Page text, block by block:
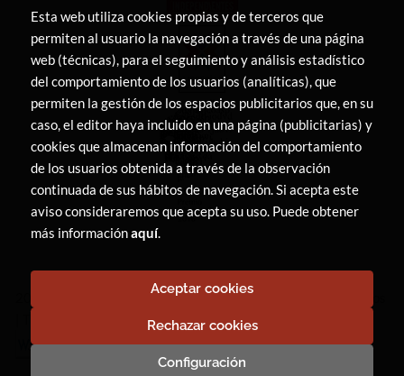
LIBRERÍA CANAIMA. Todos los Derechos Reservados
Esta web utiliza cookies propias y de terceros que
permiten al usuario la navegación a través de una página
web (técnicas), para el seguimiento y análisis estadístico
del comportamiento de los usuarios (analíticas), que
permiten la gestión de los espacios publicitarios que, en su
caso, el editor haya incluido en una página (publicitarias) y
cookies que almacenan información del comportamiento
de los usuarios obtenida a través de la observación
continuada de sus hábitos de navegación. Si acepta este
aviso consideraremos que acepta su uso. Puede obtener
más informaciónaquí.
Configuración
Rechazar cookies
Aceptar cookies